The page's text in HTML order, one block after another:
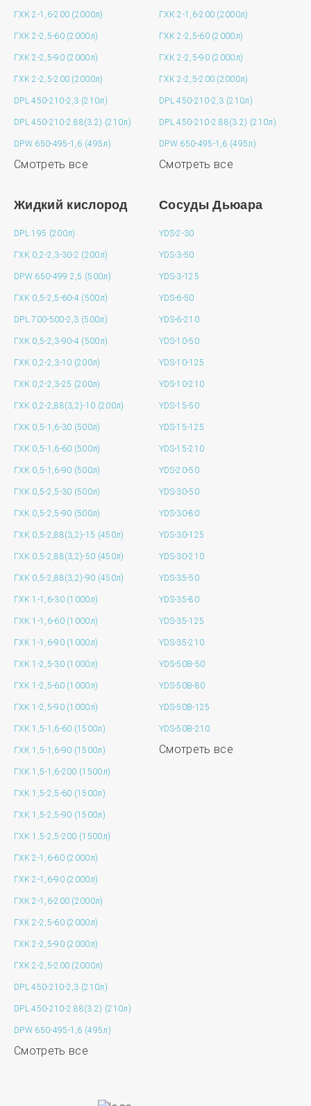
ГХК 2-1,6-200 (2000л)
ГХК 2-2,5-60 (2000л)
ГХК 2-2,5-90 (2000л)
ГХК 2-2,5-200 (2000л)
DPL 450-210-2,3 (210л)
DPL 450-210-2.88(3.2) (210л)
DPW 650-495-1,6 (495л)
Смотреть все
ГХК 2-1,6-200 (2000л)
ГХК 2-2,5-60 (2000л)
ГХК 2-2,5-90 (2000л)
ГХК 2-2,5-200 (2000л)
DPL 450-210-2,3 (210л)
DPL 450-210-2.88(3.2) (210л)
DPW 650-495-1,6 (495л)
Смотреть все
Жидкий кислород
DPL 195 (200л)
ГХК 0,2-2,3-30-2 (200л)
DPW 650-499 2,5 (500л)
ГХК 0,5-2,5-60-4 (500л)
DPL 700-500-2,3 (500л)
ГХК 0,5-2,3-90-4 (500л)
ГХК 0,2-2,3-10 (200л)
ГХК 0,2-2,3-25 (200л)
ГХК 0,2-2,88(3,2)-10 (200л)
ГХК 0,5-1,6-30 (500л)
ГХК 0,5-1,6-60 (500л)
ГХК 0,5-1,6-90 (500л)
ГХК 0,5-2,5-30 (500л)
ГХК 0,5-2,5-90 (500л)
ГХК 0,5-2,88(3,2)-15 (450л)
ГХК 0,5-2,88(3,2)-50 (450л)
ГХК 0,5-2,88(3,2)-90 (450л)
ГХК 1-1,6-30 (1000л)
ГХК 1-1,6-60 (1000л)
ГХК 1-1,6-90 (1000л)
ГХК 1-2,5-30 (1000л)
ГХК 1-2,5-60 (1000л)
ГХК 1-2,5-90 (1000л)
ГХК 1,5-1,6-60 (1500л)
ГХК 1,5-1,6-90 (1500л)
ГХК 1,5-1,6-200 (1500л)
ГХК 1,5-2,5-60 (1500л)
ГХК 1,5-2,5-90 (1500л)
ГХК 1,5-2,5-200 (1500л)
ГХК 2-1,6-60 (2000л)
ГХК 2-1,6-90 (2000л)
ГХК 2-1,6-200 (2000л)
ГХК 2-2,5-60 (2000л)
ГХК 2-2,5-90 (2000л)
ГХК 2-2,5-200 (2000л)
DPL 450-210-2,3 (210л)
DPL 450-210-2.88(3.2) (210л)
DPW 650-495-1,6 (495л)
Смотреть все
Сосуды Дьюара
YDS-2-30
YDS-3-50
YDS-3-125
YDS-6-50
YDS-6-210
YDS-10-50
YDS-10-125
YDS-10-210
YDS-15-50
YDS-15-125
YDS-15-210
YDS-20-50
YDS-30-50
YDS-30-80
YDS-30-125
YDS-30-210
YDS-35-50
YDS-35-80
YDS-35-125
YDS-35-210
YDS-50B-50
YDS-50B-80
YDS-50B-125
YDS-50B-210
Смотреть все